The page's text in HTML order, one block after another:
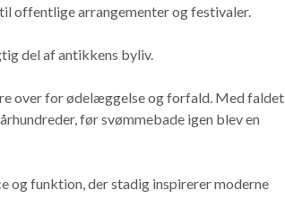
offentlige arrangementer og festivaler.
del af antikkens byliv.
over for ødelæggelse og forfald. Med faldet
før svømmebade igen blev en
og funktion, der stadig inspirerer moderne